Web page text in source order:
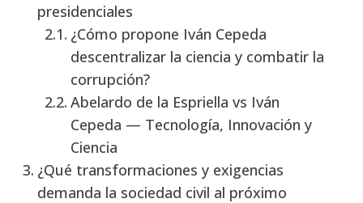
presidenciales
¿Cómo propone Iván Cepeda
descentralizar la ciencia y combatir la
corrupción?
Abelardo de la Espriella vs Iván
Cepeda — Tecnología, Innovación y
Ciencia
¿Qué transformaciones y exigencias
demanda la sociedad civil al próximo